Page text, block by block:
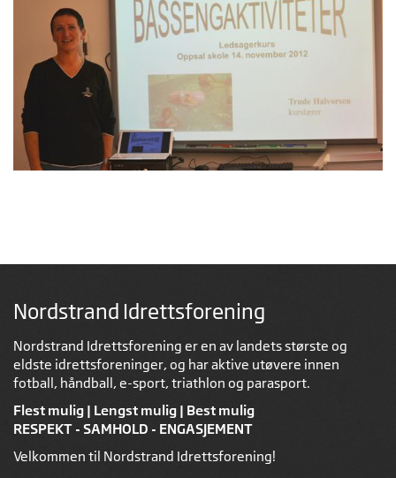
Nordstrand Idrettsforening
Nordstrand Idrettsforening er en av landets største og
eldste idrettsforeninger, og har aktive utøvere innen
fotball, håndball, e-sport, triathlon og parasport.
Flest mulig | Lengst mulig | Best mulig
RESPEKT - SAMHOLD - ENGASJEMENT
Velkommen til Nordstrand Idrettsforening!